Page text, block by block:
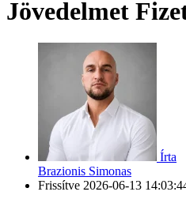
Jövedelmet
Írta
Brazionis Simonas
Frissítve 2026-06-13